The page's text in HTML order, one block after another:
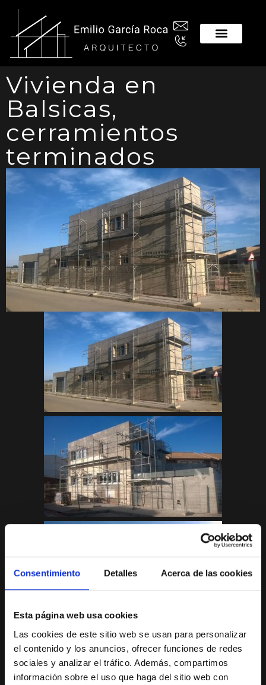
Consentimiento Detalles Acerca de las cookies
Esta página web usa cookies
Las cookies de este sitio web se usan para personalizar
el contenido y los anuncios, ofrecer funciones de redes
sociales y analizar el tráfico. Además, compartimos
información sobre el uso que haga del sitio web con
Vivienda en
Balsicas,
cerramientos
terminados